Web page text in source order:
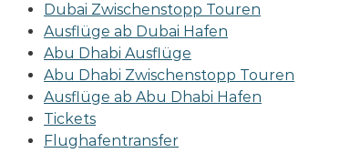
Dubai Zwischenstopp Touren
Ausflüge ab Dubai Hafen
Abu Dhabi Ausflüge
Abu Dhabi Zwischenstopp Touren
Ausflüge ab Abu Dhabi Hafen
Tickets
Flughafentransfer